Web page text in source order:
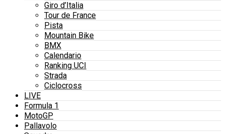
Giro d’Italia
Tour de France
Pista
Mountain Bike
BMX
Calendario
Ranking UCI
Strada
Ciclocross
LIVE
Formula 1
MotoGP
Pallavolo